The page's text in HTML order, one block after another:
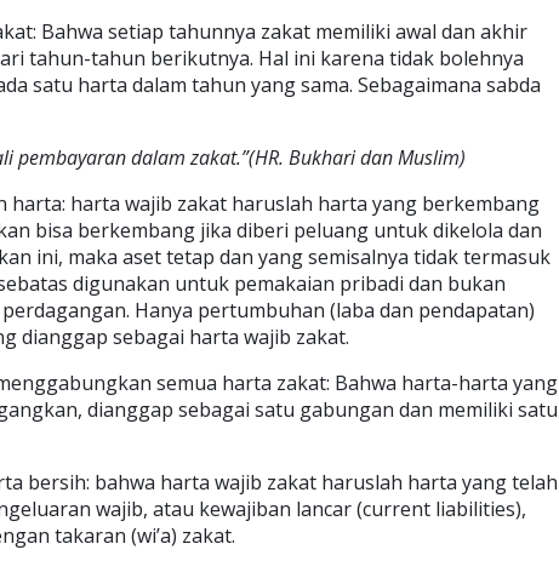
Bahwa setiap tahunnya zakat memiliki awal dan akhir
tahun-tahun berikutnya. Hal ini karena tidak bolehnya
satu harta dalam tahun yang sama. Sebagaimana sabda
pembayaran dalam zakat.”(HR. Bukhari dan Muslim)
harta: harta wajib zakat haruslah harta yang berkembang
bisa berkembang jika diberi peluang untuk dikelola dan
ini, maka aset tetap dan yang semisalnya tidak termasuk
digunakan untuk pemakaian pribadi dan bukan
Hanya pertumbuhan (laba dan pendapatan)
dianggap sebagai harta wajib zakat.
semua harta zakat: Bahwa harta-harta yang
dianggap sebagai satu gabungan dan memiliki satu
bersih: bahwa harta wajib zakat haruslah harta yang telah
wajib, atau kewajiban lancar (current liabilities),
takaran (wi’a) zakat.